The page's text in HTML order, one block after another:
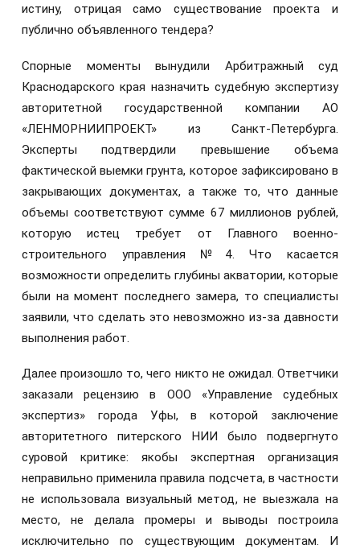
истину, отрицая само существование проекта и
публично объявленного тендера?
Спорные моменты вынудили Арбитражный суд
Краснодарского края назначить судебную экспертизу
авторитетной государственной компании АО
«ЛЕНМОРНИИПРОЕКТ» из Санкт-Петербурга.
Эксперты подтвердили превышение объема
фактической выемки грунта, которое зафиксировано в
закрывающих документах, а также то, что данные
объемы соответствуют сумме 67 миллионов рублей,
которую истец требует от Главного военно-
строительного управления №4. Что касается
возможности определить глубины акватории, которые
были на момент последнего замера, то специалисты
заявили, что сделать это невозможно из-за давности
выполнения работ.
Далее произошло то, чего никто не ожидал. Ответчики
заказали рецензию в ООО «Управление судебных
экспертиз» города Уфы, в которой заключение
авторитетного питерского НИИ было подвергнуто
суровой критике: якобы экспертная организация
неправильно применила правила подсчета, в частности
не использовала визуальный метод, не выезжала на
место, не делала промеры и выводы построила
исключительно по существующим документам. И